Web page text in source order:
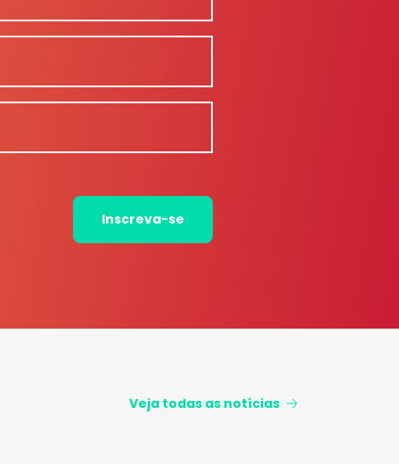
Inscreva-se
Veja todas as notícias